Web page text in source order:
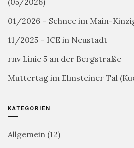
(05/2026)
01/2026 – Schnee im Main-
11/2025 – ICE in Neustadt
rnv Linie 5 an der Bergstraße
Muttertag im Elmsteiner Tal
KATEGORIEN
Allgemein (12)